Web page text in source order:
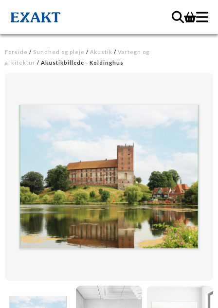
Forside / Sundhed og pleje / Akustik / Vartegn og
arkitektur / Akustikbillede - Koldinghus